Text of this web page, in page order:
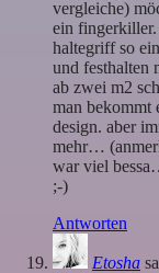
vergleiche)
ein fingerkiller.
haltegriff so
und festhalten
ab zwei m2
man bekommt
design. aber
mehr…
war viel
;-)
Antworten
Etosha